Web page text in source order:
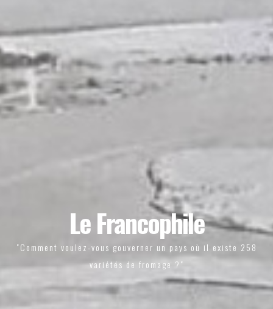
Le Francophile
"Comment voulez-vous gouverner un pays où il existe 258
variétés de fromage ?"